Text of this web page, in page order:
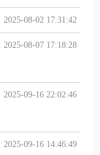
2025-08-02 17:31:42
2025-08-07 17:18:28
2025-09-16 22:02:46
2025-09-16 14:46:49